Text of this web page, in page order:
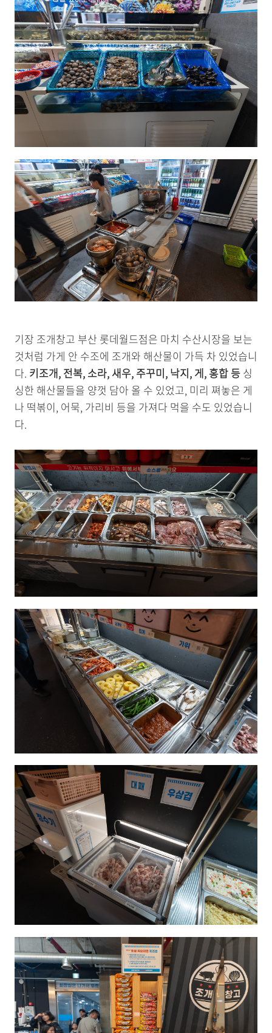
기장 조개창고 부산 롯데월드점은 마치 수산시장을 보는
것처럼 가게 안 수조에 조개와 해산물이 가득 차 있었습니
다. 키조개, 전복, 소라, 새우, 주꾸미, 낙지, 게, 홍합 등 싱
싱한 해산물들을 양껏 담아 올 수 있었고, 미리 쪄놓은 게
나 떡볶이, 어묵, 가리비 등을 가져다 먹을 수도 있었습니
다.